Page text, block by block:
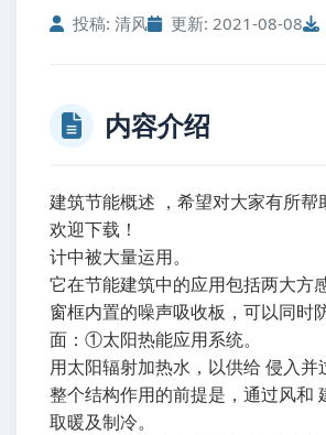
投稿: 清风 更新: 2021-08-08
内容介绍
建筑节能概述 ，希望对大家有所帮
欢迎下载！
计中被大量运用。
它在节能建筑中的应用包括两大方感
窗框内置的噪声吸收板，可以同时
面：①太阳热能应用系统。
用太阳辐射加热水，以供给 侵入并
整个结构作用的前提是，通过风和
取暖及制冷。